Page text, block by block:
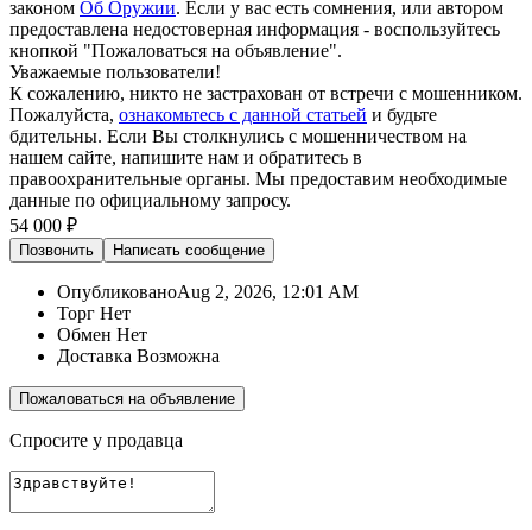
законом Об Оружии. Если у вас есть сомнения, или автором
предоставлена недостоверная информация - воспользуйтесь
кнопкой "Пожаловаться на объявление".
Уважаемые пользователи!
К сожалению, никто не застрахован от встречи с мошенником.
Пожалуйста, ознакомьтесь с данной статьей и будьте
бдительны. Если Вы столкнулись с мошенничеством на
нашем сайте, напишите нам и обратитесь в
правоохранительные органы. Мы предоставим необходимые
данные по официальному запросу.
54 000 ₽
Позвонить Написать сообщение
ОпубликованоAug 2, 2026, 12:01 AM
Торг Нет
Обмен Нет
Доставка Возможна
Пожаловаться на объявление
Спросите у продавца